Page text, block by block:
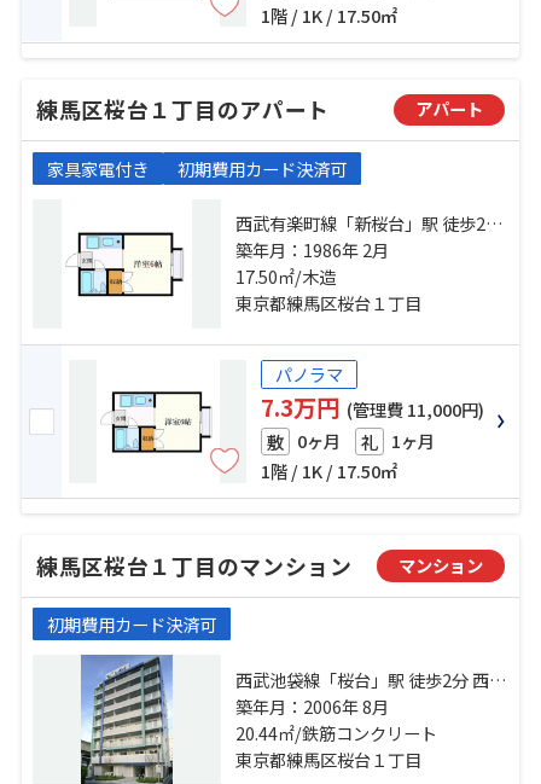
1階 / 1K / 17.50㎡
練馬区桜台１丁目のアパート アパート
家具家電付き 初期費用カード決済可
西武有楽町線「新桜台」駅 徒歩2分
西武池袋線「桜台」駅 徒歩7分 西武
池袋線「江古田」駅 徒歩9分
築年月：1986年 2月
17.50㎡/木造
東京都練馬区桜台１丁目
パノラマ
7.3万円 (管理費 11,000円)
敷 0ヶ月 礼 1ヶ月
1階 / 1K / 17.50㎡
練馬区桜台１丁目のマンション マンション
初期費用カード決済可
西武池袋線「桜台」駅 徒歩2分 西武
有楽町線「新桜台」駅 徒歩7分 西武
池袋線「練馬」駅 徒歩10分
築年月：2006年 8月
20.44㎡/鉄筋コンクリート
東京都練馬区桜台１丁目